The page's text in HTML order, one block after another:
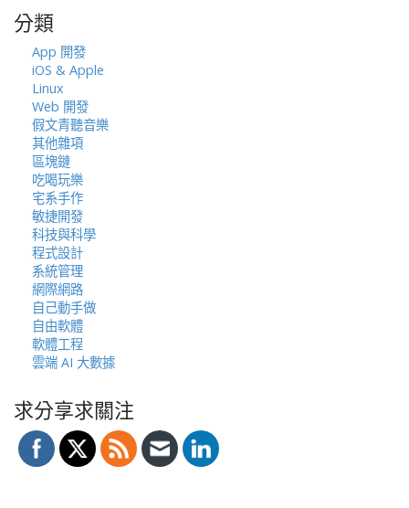
字:
分類
App 開發
iOS & Apple
Linux
Web 開發
假文青聽音樂
其他雜項
區塊鏈
吃喝玩樂
宅系手作
敏捷開發
科技與科學
程式設計
系統管理
網際網路
自己動手做
自由軟體
軟體工程
雲端 AI 大數據
求分享求關注